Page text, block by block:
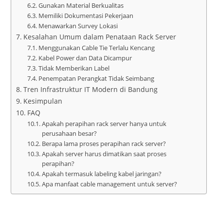
Gunakan Material Berkualitas
Memiliki Dokumentasi Pekerjaan
Menawarkan Survey Lokasi
Kesalahan Umum dalam Penataan Rack Server
Menggunakan Cable Tie Terlalu Kencang
Kabel Power dan Data Dicampur
Tidak Memberikan Label
Penempatan Perangkat Tidak Seimbang
Tren Infrastruktur IT Modern di Bandung
Kesimpulan
FAQ
Apakah perapihan rack server hanya untuk
perusahaan besar?
Berapa lama proses perapihan rack server?
Apakah server harus dimatikan saat proses
perapihan?
Apakah termasuk labeling kabel jaringan?
Apa manfaat cable management untuk server?